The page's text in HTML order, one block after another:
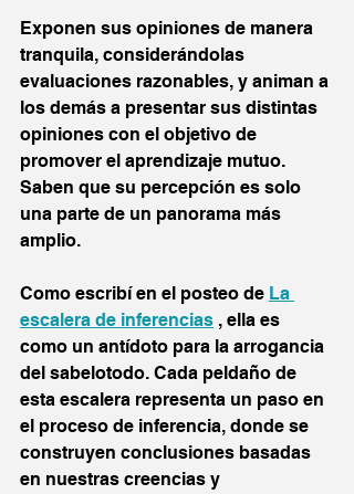
Exponen sus opiniones de manera
tranquila, considerándolas
evaluaciones razonables, y animan a
los demás a presentar sus distintas
opiniones con el objetivo de
promover el aprendizaje mutuo.
Saben que su percepción es solo
una parte de un panorama más
amplio.
Como escribí en el posteo de La
escalera de inferencias , ella es
como un antídoto para la arrogancia
del sabelotodo. Cada peldaño de
esta escalera representa un paso en
el proceso de inferencia, donde se
construyen conclusiones basadas
en nuestras creencias y